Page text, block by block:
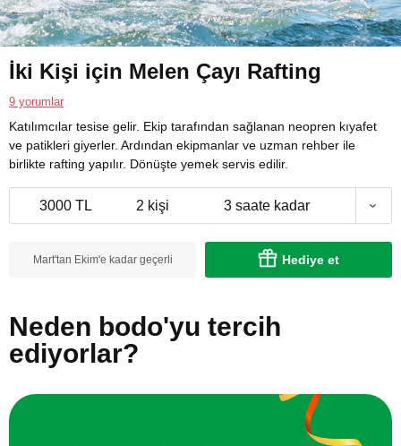
İki Kişi için Melen Çayı Rafting
9 yorumlar
Katılımcılar tesise gelir. Ekip tarafından sağlanan neopren kıyafet
ve patikleri giyerler. Ardından ekipmanlar ve uzman rehber ile
birlikte rafting yapılır. Dönüşte yemek servis edilir.
3000 TL 2 kişi 3 saate kadar
Mart'tan Ekim'e kadar geçerli Hediye et
Neden bodo'yu tercih
ediyorlar?